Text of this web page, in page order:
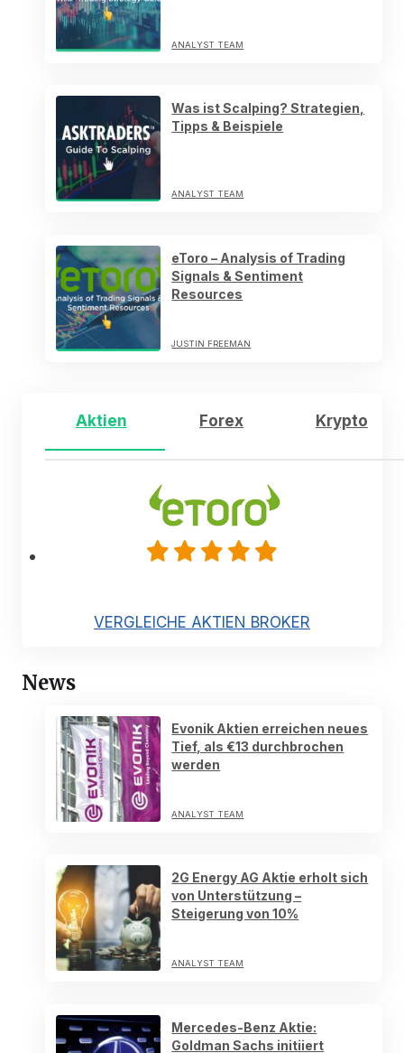
ANALYST TEAM
Was ist Scalping? Strategien,
Tipps & Beispiele
ANALYST TEAM
eToro – Analysis of Trading
Signals & Sentiment
Resources
JUSTIN FREEMAN
Aktien Forex Krypto
VERGLEICHE AKTIEN BROKER
News
Evonik Aktien erreichen neues
Tief, als €13 durchbrochen
werden
ANALYST TEAM
2G Energy AG Aktie erholt sich
von Unterstützung –
Steigerung von 10%
ANALYST TEAM
Mercedes-Benz Aktie:
Goldman Sachs initiiert